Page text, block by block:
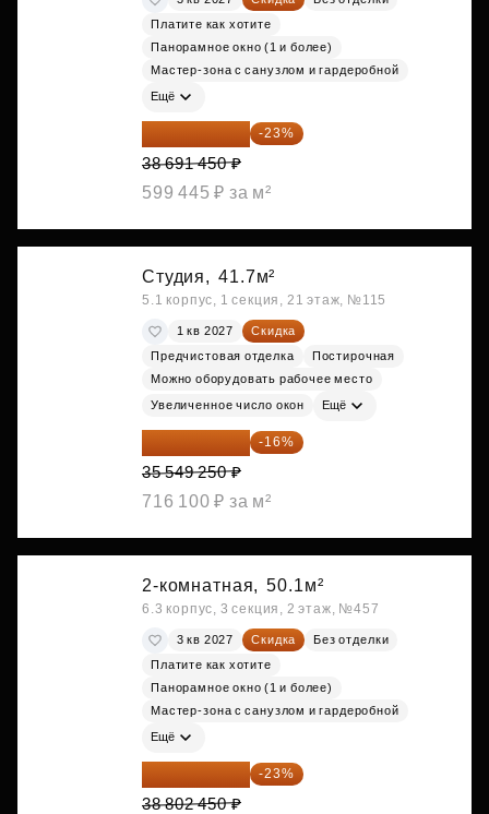
Платите как хотите
Панорамное окно (1 и более)
Мастер-зона с санузлом и гардеробной
Ещё
29 792 417 ₽ -23%
38 691 450 ₽
599 445 ₽ за м²
Студия, 41.7м²
5.1 корпус, 1 секция, 21 этаж, №115
1 кв 2027
Скидка
Предчистовая отделка
Постирочная
Можно оборудовать рабочее место
Увеличенное число окон Ещё
29 861 370 ₽ -16%
35 549 250 ₽
716 100 ₽ за м²
2-комнатная, 50.1м²
6.3 корпус, 3 секция, 2 этаж, №457
3 кв 2027 Скидка
Без отделки
Платите как хотите
Панорамное окно (1 и более)
Мастер-зона с санузлом и гардеробной
Ещё
29 877 887 ₽ -23%
38 802 450 ₽